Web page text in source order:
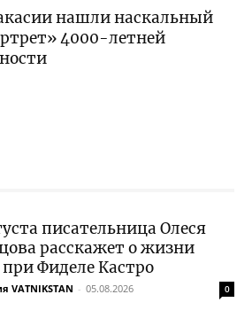
нашли наскальный
4000-летней
писательница Олеся
расскажет о жизни
Фиделе Кастро
VATNIKSTAN - 05.08.2026 0